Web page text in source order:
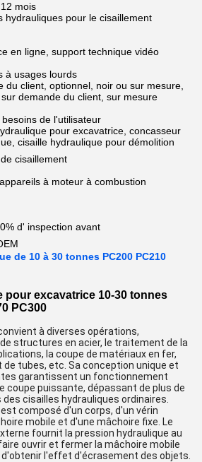
mois
hydrauliques pour le cisaillement
en ligne, support technique vidéo
à usages lourds
du client, optionnel, noir ou sur mesure,
demande du client, sur mesure
de l'utilisateur
pour excavatrice, concasseur
cisaille hydraulique pour démolition
cisaillement
à moteur à combustion
d' inspection avant
de 10 à 30 tonnes PC200 PC210
pour excavatrice 10-30 tonnes
PC300
à diverses opérations,
structures en acier, le traitement de la
la coupe de matériaux en fer,
de tubes, etc. Sa conception unique et
garantissent un fonctionnement
coupe puissante, dépassant de plus de
cisailles hydrauliques ordinaires.
composé d'un corps, d'un vérin
mobile et d'une mâchoire fixe. Le
fournit la pression hydraulique au
ouvrir et fermer la mâchoire mobile
l'effet d'écrasement des objets.